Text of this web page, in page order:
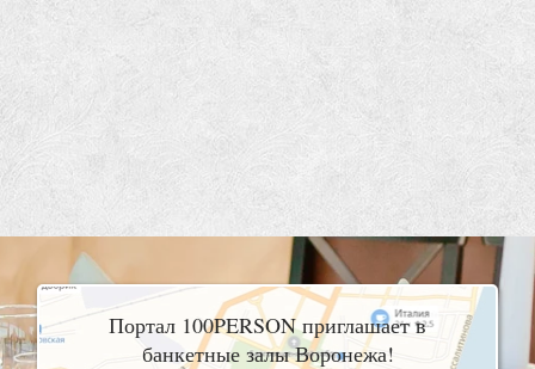
Портал 100PERSON приглашает в
банкетные залы Воронежа!